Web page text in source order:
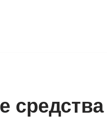
средства